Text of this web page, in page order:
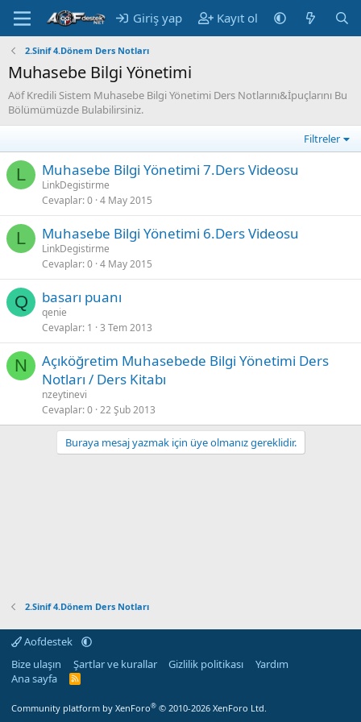
Giriş yap Kayıt ol
2.Sinif 4.Dönem Ders Notları
Muhasebe Bilgi Yönetimi
Aöf Kredili Sistem Muhasebe Bilgi Yönetimi Ders Notlarını&İpuçlarını Bu
Bölümümüzde Bulabilirsiniz.
Filtreler
L Muhasebe Bilgi Yönetimi 7.Ders Videosu
LinkDegistirme
Cevaplar 0 4 May 2015
L Muhasebe Bilgi Yönetimi 6.Ders Videosu
LinkDegistirme
Cevaplar 0 4 May 2015
Q basarı puanı
qenie
Cevaplar 1 3 Tem 2013
N
Açıköğretim Muhasebede Bilgi Yönetimi Ders
Notları / Ders Kitabı
nzeytinevi
Cevaplar 0 22 Şub 2013
Buraya mesaj yazmak için üye olmanız gereklidir.
2.Sinif 4.Dönem Ders Notları
Aofdestek
Bize ulaşın
Şartlar ve kurallar Gizlilik politikası
Yardım
Ana sayfa
R
Community platform by XenForo® © 2010-2026 XenForo Ltd.